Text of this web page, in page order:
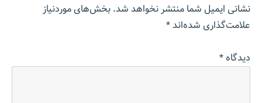
نشانی ایمیل شما منتشر نخواهد شد.بخش‌های موردنیاز
علامت‌گذاری شده‌اند*
دیدگاه*